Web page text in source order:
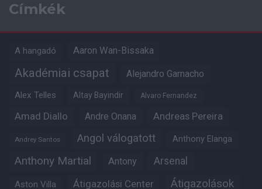
Címkék
A hangadó Aaron Wan-Bissaka
Akadémiai csapat Alejandro Garnacho
Alex Telles Altay Bayindir Alvaro Fernandez
Amad Diallo Andre Onana Andreas Pereira
Andrey Santos Angol válogatott Anthony Elanga
Anthony Martial Antony Arsenal
Aston Villa Átigazolási Center Átigazolások